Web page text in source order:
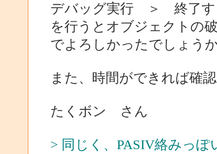
デバッグ実行 ＞ 終了
を行うとオブジェクトの
でよろしかったでしょう
また、時間ができれば確
たくボン さん
> 同じく、PASIV絡みっ